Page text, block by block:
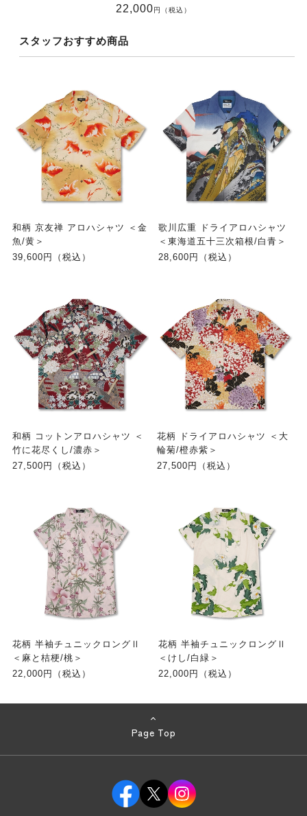
22,000円（税込）
スタッフおすすめ商品
和柄 京友禅 アロハシャツ ＜金
魚/黄＞
39,600円（税込）
歌川広重 ドライアロハシャツ
＜東海道五十三次箱根/白青＞
28,600円（税込）
和柄 コットンアロハシャツ ＜
竹に花尽くし/濃赤＞
27,500円（税込）
花柄 ドライアロハシャツ ＜大
輪菊/橙赤紫＞
27,500円（税込）
花柄 半袖チュニックロングⅡ
＜麻と桔梗/桃＞
22,000円（税込）
花柄 半袖チュニックロングⅡ
＜けし/白緑＞
22,000円（税込）
Page Top